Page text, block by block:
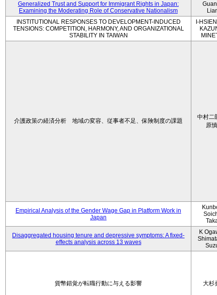
Generalized Trust and Support for Immigrant Rights in Japan:
Examining the Moderating Role of Conservative Nationalism
INSTITUTIONAL RESPONSES TO DEVELOPMENT-INDUCED
TENSIONS: COMPETITION, HARMONY, AND ORGANIZATIONAL
STABILITY IN TAIWAN
I-
介護政策の経済分析 地域の変容、従事者不足、保険制度の課題
中村二
原
Empirical Analysis of the Gender Wage Gap in Platform Work in
Japan
Disaggregated housing tenure and depressive symptoms: A fixed-
effects analysis across 13 waves
K
貨幣錯覚が転職行動に与える影響 大杉